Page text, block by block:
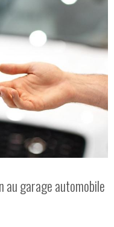
au garage automobile